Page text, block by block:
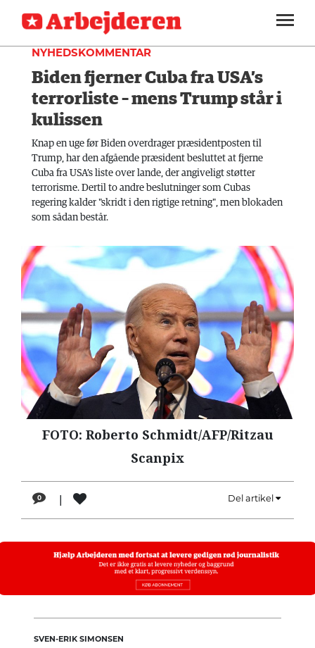
SEKTIONER
ARBEJDEREN
MENER
FAGLIGT
INDLAND
UDLAND
KULTUR
BLOGS
DEBAT
LÆSER
TIL
LÆSER
NAVNE
HISTORIE
SOUNDCLOUD
ABONNER
LOG IND
ARBEJDEREN
NYHEDSKOMMENTAR
Biden fjerner Cuba fra USA’s
terrorliste – mens Trump står i
kulissen
Knap en uge før Biden overdrager præsidentposten til
Trump, har den afgående præsident besluttet at fjerne
Cuba fra USA’s liste over lande, der angiveligt støtter
terrorisme. Dertil to andre beslutninger som Cubas
regering kalder "skridt i den rigtige retning", men blokaden
som sådan består.
FOTO: Roberto Schmidt/AFP/Ritzau
Scanpix
0 | Del artikel
SVEN-ERIK SIMONSEN